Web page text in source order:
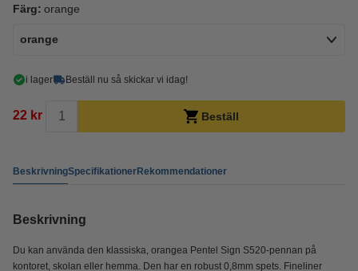
Färg: orange
orange
i lager Beställ nu så skickar vi idag!
22 kr Beställ
BeskrivningSpecifikationerRekommendationer
Beskrivning
Du kan använda den klassiska, orangea Pentel Sign S520-pennan på
kontoret, skolan eller hemma. Den har en robust 0,8mm spets. Fineliner